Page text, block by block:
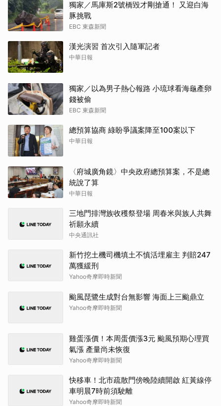
獨家／馬庫斯2號橋毀才剛搶通！ 又迎白海
豚挑戰
EBC 東森新聞
漢光演習 首次引入隨軍記者
中華日報
獨家／以為男子熱心報路 小琉球看海龜產卵
錢被偷
EBC 東森新聞
總預算協商 綠盼爭議案降至100案以下
中華日報
〈府城廣角鏡〉中央政府總預算案，不是總
統說了算
中華日報
三地門排灣族收穫祭登場 周春米與族人共舞
祈願永續
中央通訊社
新竹挖土機司機填土不慎活埋雇主 判賠247
萬獲緩刑
Yahoo奇摩即時新聞
颱風琵鷺生成對台無影響 海面上三颱鼎立
Yahoo奇摩即時新聞
雞蛋漲價！本周蛋價漲3元 颱風預期心理買
氣漲 產量尚未恢復
Yahoo奇摩即時新聞
快移車！北市疏散門傍晚陸續開啟 紅黃線停
車明晨7時前須駛離
Yahoo奇摩即時新聞